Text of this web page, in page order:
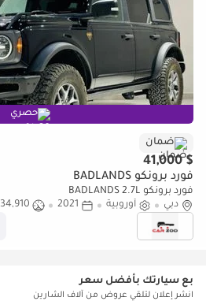
حصري
ضمان
$ 41,000
فورد برونكو BADLANDS
فورد برونكو BADLANDS 2.7L
دبي
أوروبية 2021
34,910 كيلومتر
بع سيارتك بأفضل سعر
انشر إعلان لتلقي عروض من آلاف الشارين